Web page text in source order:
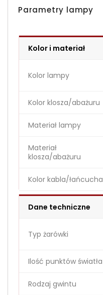
Parametry lampy
Kolor i materiał
Kolor lampy
Kolor klosza/abażuru
Materiał lampy
Materiał
klosza/abażuru
Kolor kabla/łańcucha
Dane techniczne
Typ żarówki
Ilość punktów światła
Rodzaj gwintu